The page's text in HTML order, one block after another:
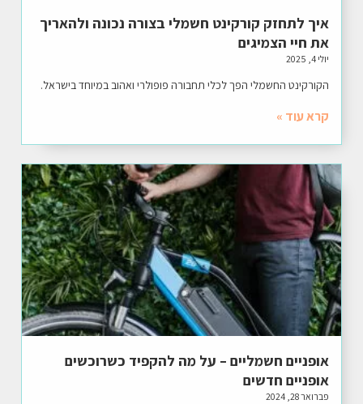
איך לתחזק קורקינט חשמלי בצורה נכונה ולהאריך
את חיי הצמיגים
יולי 4, 2025
הקורקינט החשמלי הפך לכלי תחבורה פופולרי ואהוב במיוחד בישראל.
קרא עוד »
אופניים חשמליים – על מה להקפיד כשרוכשים
אופניים חדשים
פברואר 28, 2024